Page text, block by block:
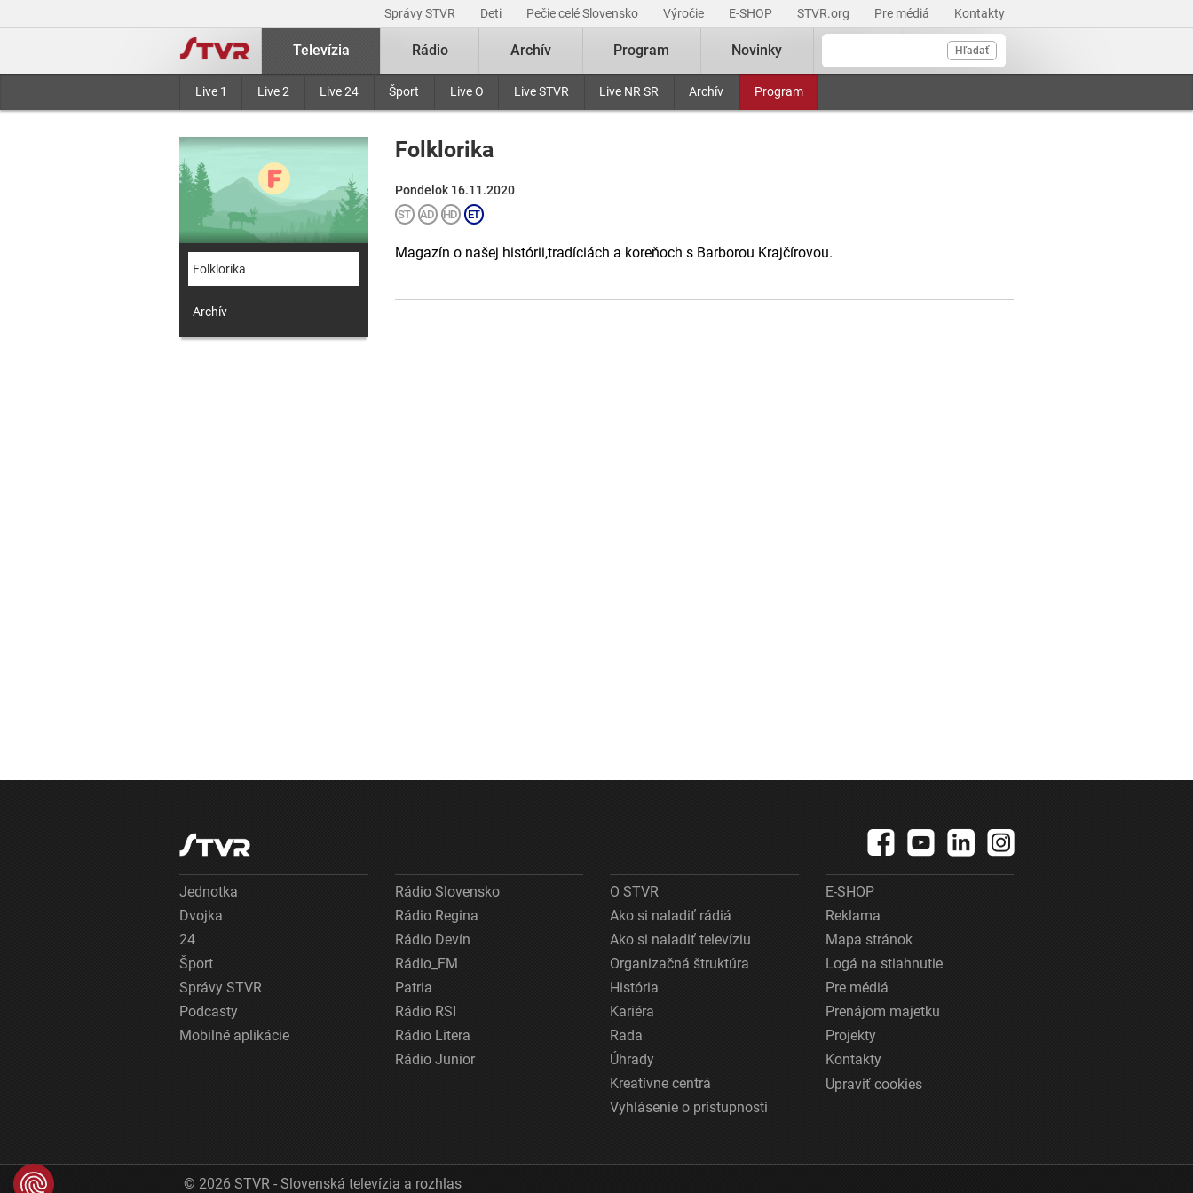
Správy STVR Deti Pečie celé Slovensko Výročie E-SHOP STVR.org Pre médiá Kontakty
Hľadať
Televízia
Live 1 Live 2 Live 24 Šport Live O Live STVR Live NR SR Archív Program
Rádio Archív Program Novinky
Folklorika
Archív
Folklorika
Pondelok 16.11.2020
Magazín o našej histórii,tradíciách a koreňoch s Barborou Krajčírovou.
Jednotka
Dvojka
24
Šport
Správy STVR
Podcasty
Mobilné aplikácie
Rádio Slovensko
Rádio Regina
Rádio Devín
Rádio_FM
Patria
Rádio RSI
Rádio Litera
Rádio Junior
O STVR
Ako si naladiť rádiá
Ako si naladiť televíziu
Organizačná štruktúra
História
Kariéra
Rada
Úhrady
Kreatívne centrá
Vyhlásenie o prístupnosti
E-SHOP
Reklama
Mapa stránok
Logá na stiahnutie
Pre médiá
Prenájom majetku
Projekty
Kontakty
Upraviť cookies
© 2026 STVR - Slovenská televízia a rozhlas